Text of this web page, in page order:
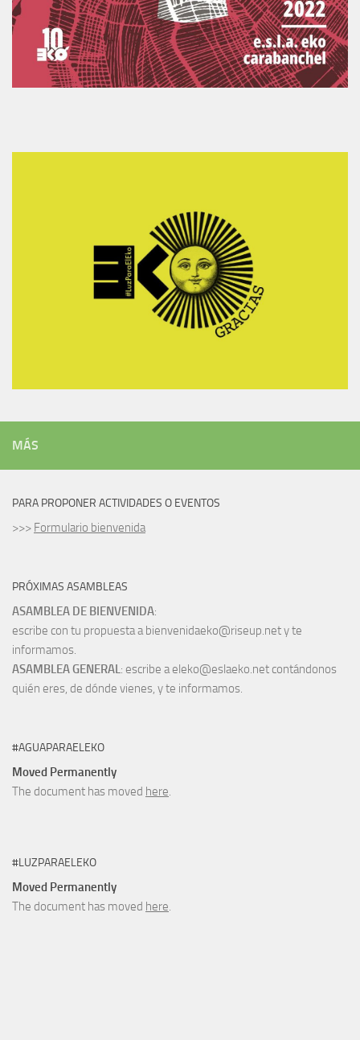
MÁS
PARA PROPONER ACTIVIDADES O EVENTOS
>>> Formulario bienvenida
PRÓXIMAS ASAMBLEAS
ASAMBLEA DE BIENVENIDA:
escribe con tu propuesta a bienvenidaeko@riseup.net y te
informamos.
ASAMBLEA GENERAL: escribe a eleko@eslaeko.net contándonos
quién eres, de dónde vienes, y te informamos.
#AGUAPARAELEKO
Moved Permanently
The document has moved here.
#LUZPARAELEKO
Moved Permanently
The document has moved here.